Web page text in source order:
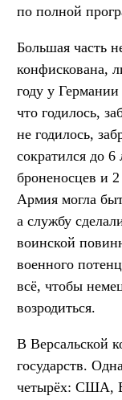
по полной
Большая часть
конфискована,
году у
что годилось,
не годилось,
сократился до 6
броненосцев и
Армия могла
а службу
воинской
военного
всё, чтобы
возродиться.
В Версальской
государств.
четырёх: США,